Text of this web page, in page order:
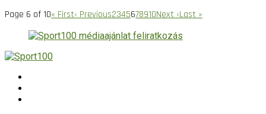
Page 6 of 10« First‹ Previous2345678910Next ›Last »